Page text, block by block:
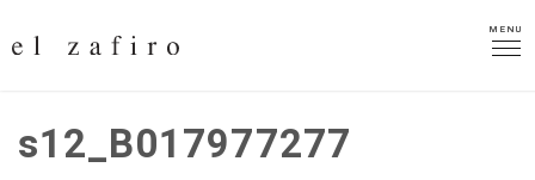
MENU
MENU
s12_B017977277